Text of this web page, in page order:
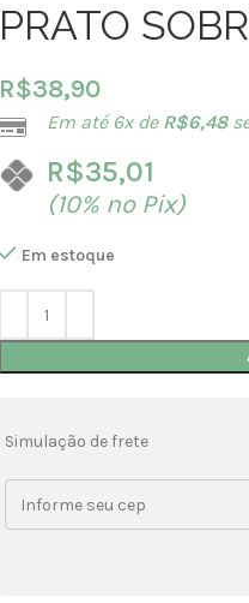
PRATO
R$38,90
Em até 6x de R$6,48
R$35,01
(10% no Pix)
Em estoque
Simulação de frete